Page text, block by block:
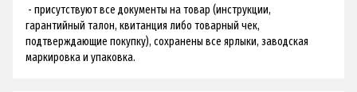
- присутствуют все документы на товар (инструкции,
гарантийный талон, квитанция либо товарный чек,
подтверждающие покупку), сохранены все ярлыки, заводская
маркировка и упаковка.